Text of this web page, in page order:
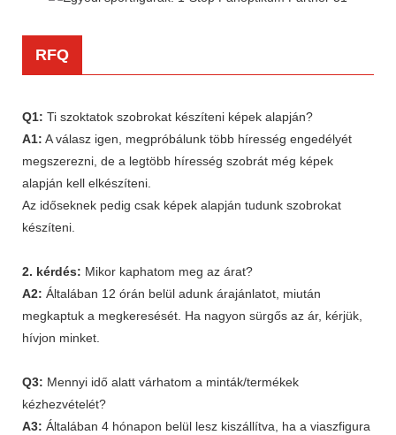
RFQ
Q1: Ti szoktatok szobrokat készíteni képek alapján?
A1: A válasz igen, megpróbálunk több híresség engedélyét
megszerezni, de a legtöbb híresség szobrát még képek
alapján kell elkészíteni.
Az időseknek pedig csak képek alapján tudunk szobrokat
készíteni.
2. kérdés: Mikor kaphatom meg az árat?
A2: Általában 12 órán belül adunk árajánlatot, miután
megkaptuk a megkeresését. Ha nagyon sürgős az ár, kérjük,
hívjon minket.
Q3: Mennyi idő alatt várhatom a minták/termékek
kézhezvételét?
A3: Általában 4 hónapon belül lesz kiszállítva, ha a viaszfigura